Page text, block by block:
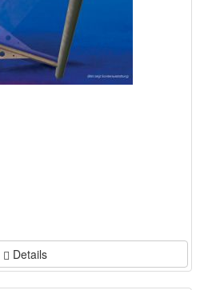
Details